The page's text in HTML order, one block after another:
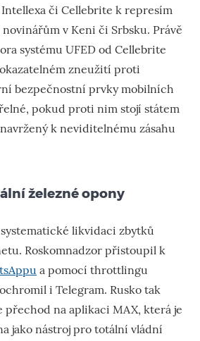
či Cellebrite k represím
v Keni či Srbsku. Právě
systému UFED od Cellebrite
zneužití proti
bezpečnostní prvky mobilních
pokud proti nim stojí státem
k neviditelnému zásahu
železné opony
likvidaci zbytků
Roskomnadzor přistoupil k
a pomocí throttlingu
i Telegram. Rusko tak
přechod na aplikaci MAX, která je
jako nástroj pro totální vládní